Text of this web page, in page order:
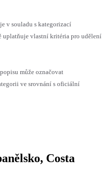
v souladu s kategorizací
uplatňuje vlastní kritéria pro udělení
může označovat
ve srovnání s oficiální
Costa